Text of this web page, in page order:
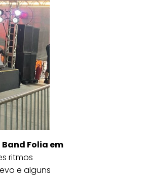
Folia em
ritmos
e alguns